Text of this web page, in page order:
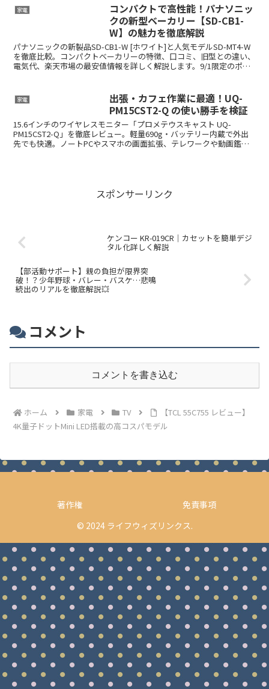
家電
コンパクトで高性能！パナソニッ
クの新型ベーカリー【SD-CB1-
W】の魅力を徹底解説
パナソニックの新製品SD-CB1-W [ホワイト]と人気モデルSD-MT4-W
を徹底比較。コンパクトベーカリーの特徴、口コミ、旧型との違い、
電気代、楽天市場の最安値情報を詳しく解説します。9/1限定のポイ
家電
出張・カフェ作業に最適！UQ-
PM15CST2-Q の使い勝手を検証
15.6インチのワイヤレスモニター「プロメテウスキャスト UQ-
PM15CST2-Q」を徹底レビュー。軽量690g・バッテリー内蔵で外出
先でも快適。ノートPCやスマホの画面拡張、テレワークや動画鑑賞
スポンサーリンク
ケンコー KR-019CR｜カセットを簡単デジ
タル化詳しく解説
【部活動サポート】親の負担が限界突
破！？少年野球・バレー・バスケ…悲鳴
続出のリアルを徹底解説💥
コメント
コメントを書き込む
ホーム 家電 TV
【TCL 55C755 レビュー】
4K量子ドットMini LED搭載の高コスパモデル
著作権
免責事項
© 2024 ライフウィズリンクス.